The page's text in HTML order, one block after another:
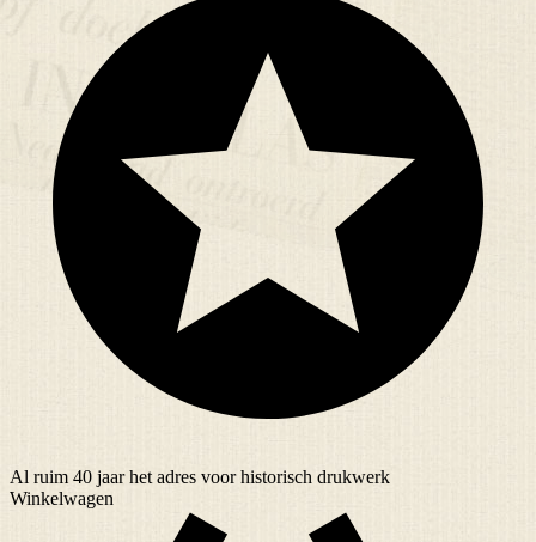
Al ruim 40 jaarhet adres voor historisch drukwerk
Winkelwagen